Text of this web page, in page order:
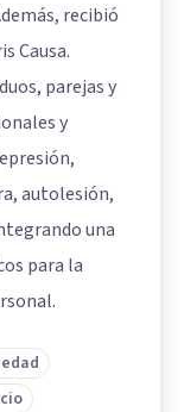
recibió
Causa.
parejas y
y
autolesión,
una
para la